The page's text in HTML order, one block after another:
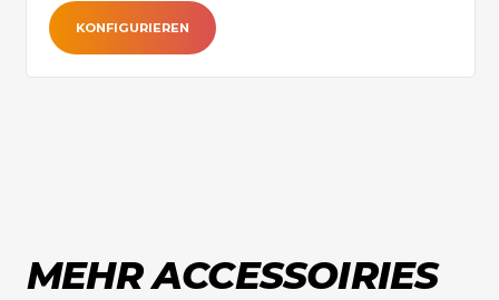
KONFIGURIEREN
MEHR ACCESSOIRIES